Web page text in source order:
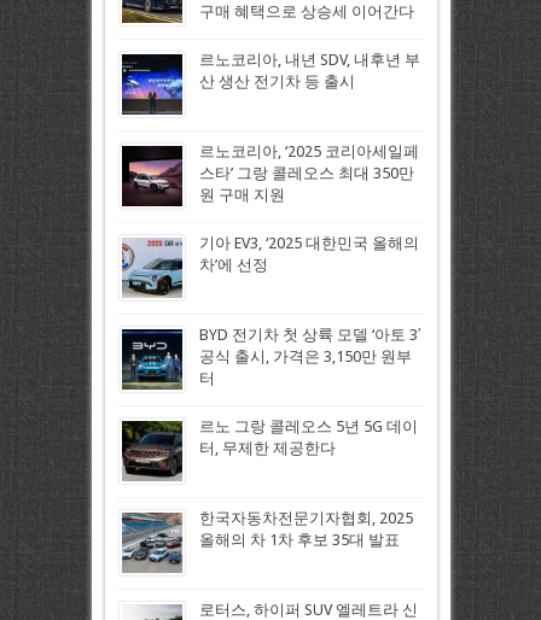
구매 혜택으로 상승세 이어간다
르노코리아, 내년 SDV, 내후년 부
산 생산 전기차 등 출시
르노코리아, ‘2025 코리아세일페
스타’ 그랑 콜레오스 최대 350만
원 구매 지원
기아 EV3, ‘2025 대한민국 올해의
차’에 선정
BYD 전기차 첫 상륙 모델 ‘아토 3′
공식 출시, 가격은 3,150만 원부
터
르노 그랑 콜레오스 5년 5G 데이
터, 무제한 제공한다
한국자동차전문기자협회, 2025
올해의 차 1차 후보 35대 발표
로터스, 하이퍼 SUV 엘레트라 신